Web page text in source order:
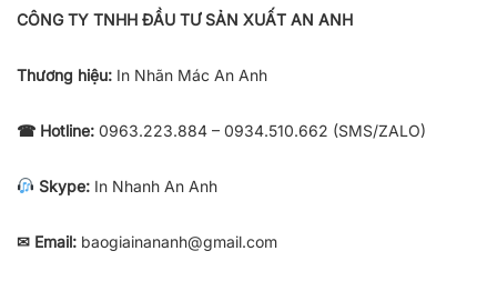
CÔNG TY TNHH ĐẦU TƯ SẢN XUẤT AN ANH
Thương hiệu: In Nhãn Mác An Anh
☎ Hotline: 0963.223.884 – 0934.510.662 (SMS/ZALO)
Skype:In Nhanh An Anh
✉ Email: baogiainananh@gmail.com